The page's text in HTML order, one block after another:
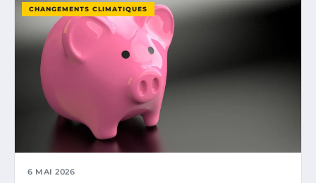
CHANGEMENTS CLIMATIQUES
6 MAI 2026